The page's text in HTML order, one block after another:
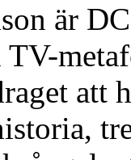
är
TV-
att